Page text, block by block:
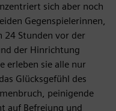
sich aber noch
Gegenspielerinnen,
24 Stunden vor der
der Hinrichtung
erleben sie alle nur
Glücksgefühl des
peinigende
auf Befreiung und